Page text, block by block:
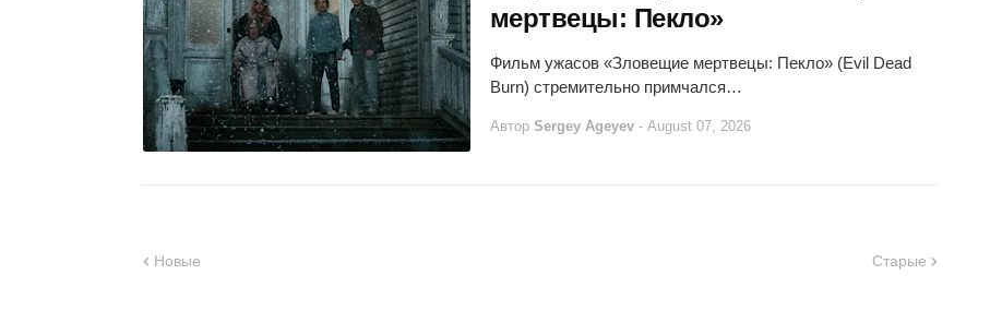
мертвецы: Пекло»
Фильм ужасов «Зловещие мертвецы: Пекло» (Evil Dead
Burn) стремительно примчался…
Автор Sergey Ageyev - August 07, 2026
Новые Старые